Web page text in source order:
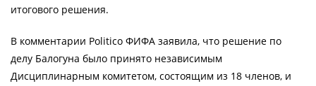
итогового решения.
В комментарии Politico ФИФА заявила, что решение по
делу Балогуна было принято независимым
Дисциплинарным комитетом, состоящим из 18 членов, и